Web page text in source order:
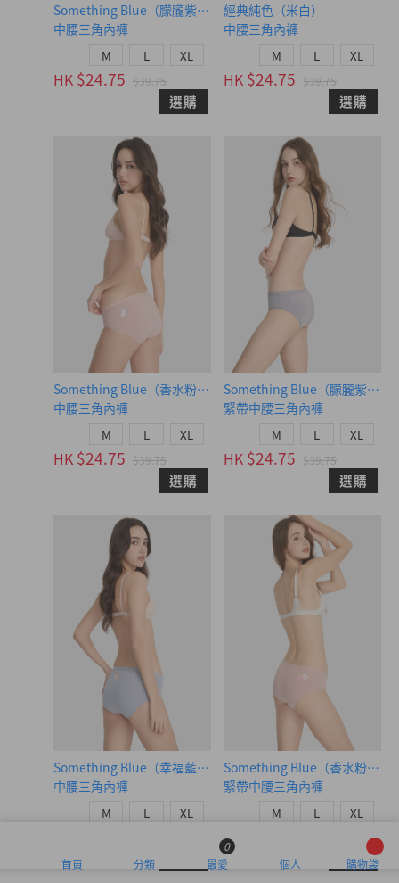
首頁 分類
0
最愛
個人 購物袋
Something Blue（朦朧紫-幸福鳥）
中腰三角內褲
M L XL
HK $24.75 $39.75
選購
經典純色（米白）
中腰三角內褲
M L XL
HK $24.75 $39.75
選購
Something Blue（香水粉-可愛狗狗）
中腰三角內褲
M L XL
HK $24.75 $39.75
選購
Something Blue（朦朧紫-幸
緊帶中腰三角內褲
M L XL
HK $24.75 $39.75
選購
Something Blue（幸福藍-相愛熊熊）
中腰三角內褲
M L XL
Something Blue（香水粉-可
緊帶中腰三角內褲
M L XL
HK
選購